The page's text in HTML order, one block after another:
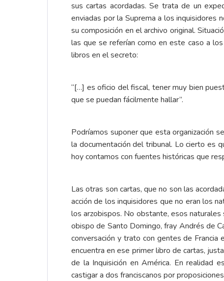
sus cartas acordadas. Se trata de un
enviadas por la Suprema a los
su composición en el archivo original.
las que se referían como en este caso a
libros en el secreto:
“[…] es oficio del fiscal, tener muy bien
que se puedan fácilmente hallar”.
Podríamos suponer que esta organización
la documentación del tribunal. Lo cierto es
hoy contamos con fuentes históricas que
Las otras son cartas, que no son las
acción de los inquisidores que no eran los
los arzobispos. No obstante, esos
obispo de Santo Domingo, fray Andrés de
conversación y trato con gentes de Francia
encuentra en ese primer libro de cartas,
de la Inquisición en América. En realidad
castigar a dos franciscanos por